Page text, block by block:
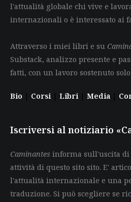
l'attualità globale chi vive e
internazionali o è interessato ai
Attraverso i miei libri e su
Substack, analizzo presente e
fatti, con un lavoro sostenuto
Bio | Corsi | Libri | Media |
Iscriversi al notiziario
Caminantes informa sull'uscita
attività di questo sito sito. E'
l'attualità internazionale e una
traduzione. Si può scegliere se